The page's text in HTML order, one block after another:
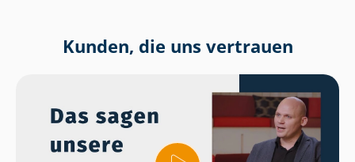
Kunden, die uns vertrauen